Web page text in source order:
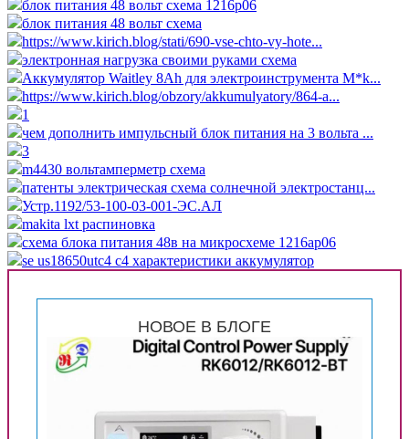
блок питания 48 вольт схема 1216p06
блок питания 48 вольт схема
https://www.kirich.blog/stati/690-vse-chto-vy-hote...
электронная нагрузка своими руками схема
Аккумулятор Waitley 8Ah для электроинструмента M*k...
https://www.kirich.blog/obzory/akkumulyatory/864-a...
1
чем дополнить импульсный блок питания на 3 вольта ...
3
m4430 вольтамперметр схема
патенты электрическая схема солнечной электростанц...
Устр.1192/53-100-03-001-ЭС.АЛ
makita lxt распиновка
схема блока питания 48в на микросхеме 1216ap06
se us18650utc4 c4 характеристики аккумулятор
НОВОЕ В БЛОГЕ